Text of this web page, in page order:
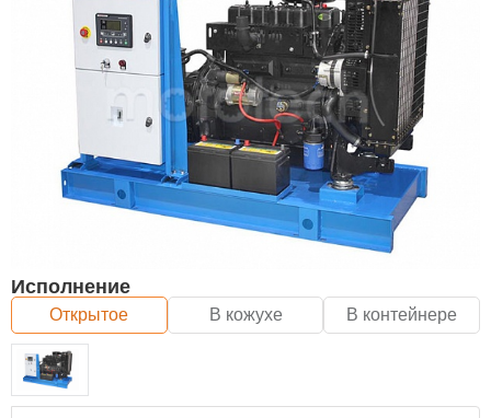
Исполнение
Открытое В кожухе В контейнере